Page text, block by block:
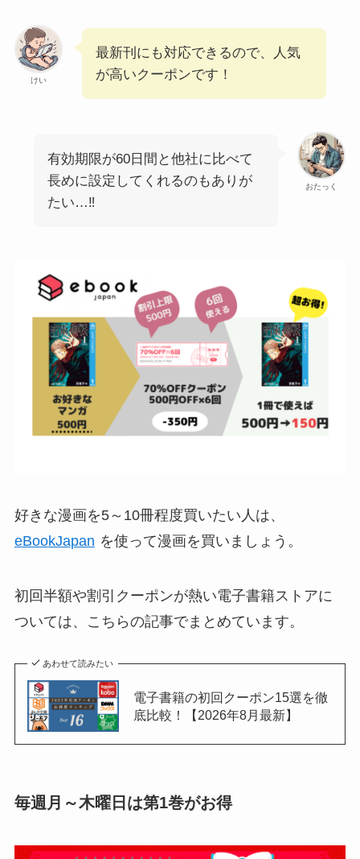
けい
最新刊にも対応できるので、人気
が高いクーポンです！
おたっく
有効期限が60日間と他社に比べて
長めに設定してくれるのもありが
たい…‼
好きな漫画を5～10冊程度買いたい人は、
eBookJapan を使って漫画を買いましょう。
初回半額や割引クーポンが熱い電子書籍ストアに
ついては、こちらの記事でまとめています。
あわせて読みたい
電子書籍の初回クーポン15選を徹
底比較！【2026年8月最新】
毎週月～木曜日は第1巻がお得